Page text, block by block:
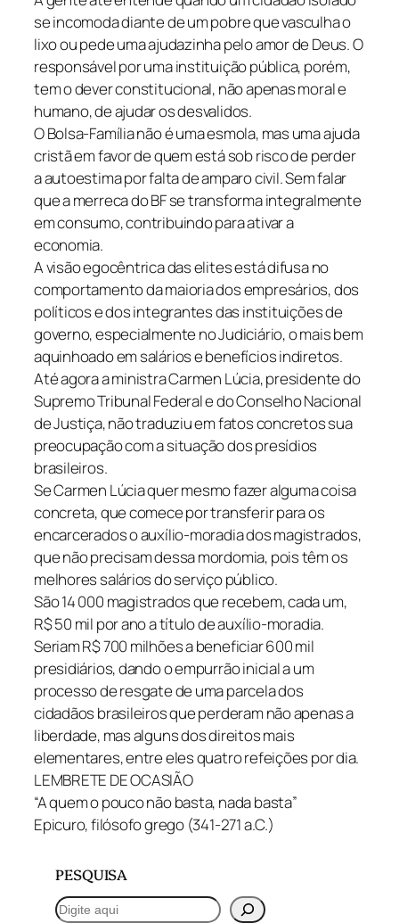
se incomoda diante de um pobre que vasculha o
lixo ou pede uma ajudazinha pelo amor de Deus. O
responsável por uma instituição pública, porém,
tem o dever constitucional, não apenas moral e
humano, de ajudar os desvalidos.
O Bolsa-Família não é uma esmola, mas uma ajuda
cristã em favor de quem está sob risco de perder
a autoestima por falta de amparo civil. Sem falar
que a merreca do BF se transforma integralmente
em consumo, contribuindo para ativar a
economia.
A visão egocêntrica das elites está difusa no
comportamento da maioria dos empresários, dos
políticos e dos integrantes das instituições de
governo, especialmente no Judiciário, o mais bem
aquinhoado em salários e benefícios indiretos.
Até agora a ministra Carmen Lúcia, presidente do
Supremo Tribunal Federal e do Conselho Nacional
de Justiça, não traduziu em fatos concretos sua
preocupação com a situação dos presídios
brasileiros.
Se Carmen Lúcia quer mesmo fazer alguma coisa
concreta, que comece por transferir para os
encarcerados o auxílio-moradia dos magistrados,
que não precisam dessa mordomia, pois têm os
melhores salários do serviço público.
São 14 000 magistrados que recebem, cada um,
R$ 50 mil por ano a título de auxílio-moradia.
Seriam R$ 700 milhões a beneficiar 600 mil
presidiários, dando o empurrão inicial a um
processo de resgate de uma parcela dos
cidadãos brasileiros que perderam não apenas a
liberdade, mas alguns dos direitos mais
elementares, entre eles quatro refeições por dia.
LEMBRETE DE OCASIÃO
“A quem o pouco não basta, nada basta”
Epicuro, filósofo grego (341-271 a.C.)
PESQUISA
P